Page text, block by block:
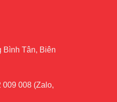
Bình Tân, Biên
009 008(Zalo,